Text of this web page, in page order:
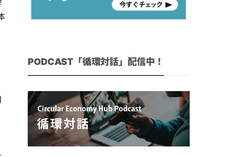
PODCAST「循環対話」配信中！